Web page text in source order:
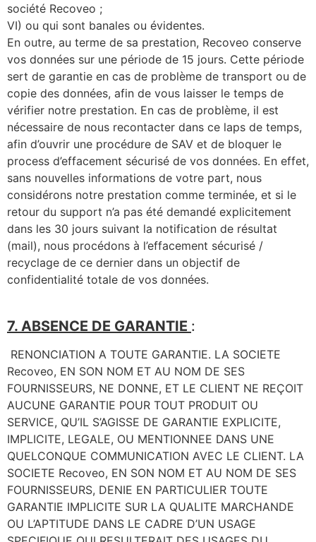
société Recoveo ;
VI) ou qui sont banales ou évidentes.
En outre, au terme de sa prestation, Recoveo conserve
vos données sur une période de 15 jours. Cette période
sert de garantie en cas de problème de transport ou de
copie des données, afin de vous laisser le temps de
vérifier notre prestation. En cas de problème, il est
nécessaire de nous recontacter dans ce laps de temps,
afin d’ouvrir une procédure de SAV et de bloquer le
process d’effacement sécurisé de vos données. En effet,
sans nouvelles informations de votre part, nous
considérons notre prestation comme terminée, et si le
retour du support n’a pas été demandé explicitement
dans les 30 jours suivant la notification de résultat
(mail), nous procédons à l’effacement sécurisé /
recyclage de ce dernier dans un objectif de
confidentialité totale de vos données.
7. ABSENCE DE GARANTIE :
RENONCIATION A TOUTE GARANTIE. LA SOCIETE
Recoveo, EN SON NOM ET AU NOM DE SES
FOURNISSEURS, NE DONNE, ET LE CLIENT NE REÇOIT
AUCUNE GARANTIE POUR TOUT PRODUIT OU
SERVICE, QU’IL S’AGISSE DE GARANTIE EXPLICITE,
IMPLICITE, LEGALE, OU MENTIONNEE DANS UNE
QUELCONQUE COMMUNICATION AVEC LE CLIENT. LA
SOCIETE Recoveo, EN SON NOM ET AU NOM DE SES
FOURNISSEURS, DENIE EN PARTICULIER TOUTE
GARANTIE IMPLICITE SUR LA QUALITE MARCHANDE
OU L’APTITUDE DANS LE CADRE D’UN USAGE